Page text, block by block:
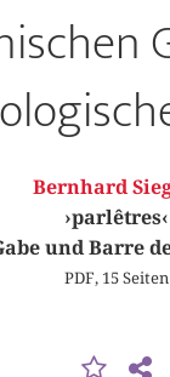
Bernhard
›parlêtres‹
und Barre
PDF, 15 Seiten